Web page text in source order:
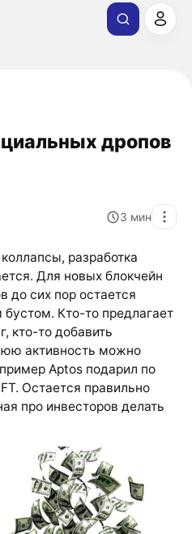
дропов
3 мин
разработка
Для новых блокчейн
до сих пор остается
Кто-то предлагает
кто-то добавить
активность можно
Aptos подарил по
Остается правильно
про инвесторов делать